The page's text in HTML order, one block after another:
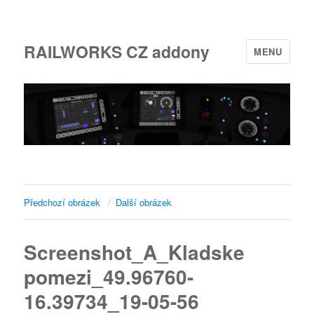
RAILWORKS CZ addony MENU
Předchozí obrázek Další obrázek
Screenshot_A_Kladske
pomezi_49.96760-
16.39734_19-05-56